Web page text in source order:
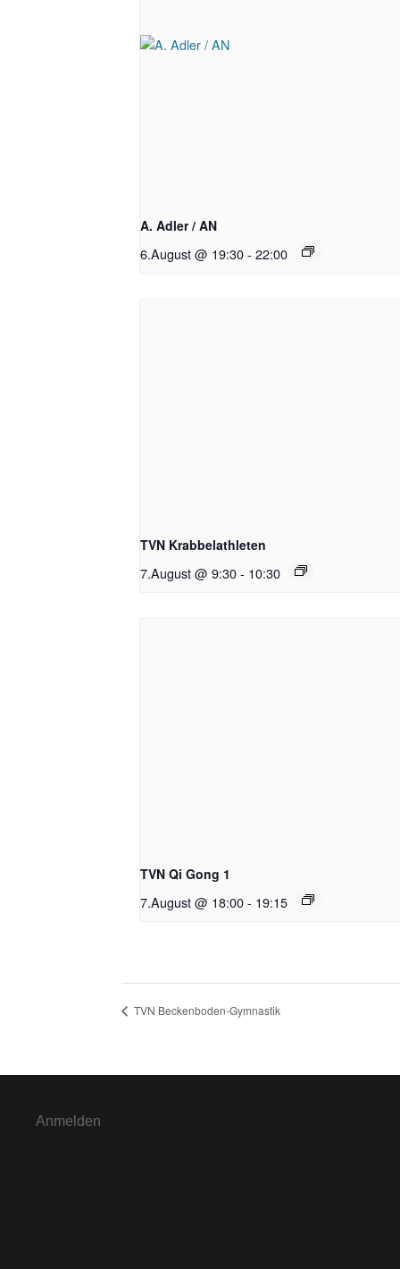
A. Adler / AN
6.August @ 19:30- 22:00
TVN Krabbelathleten
7.August @ 9:30- 10:30
TVN Qi Gong 1
7.August @ 18:00- 19:15
TVN Beckenboden-Gymnastik
Anmelden